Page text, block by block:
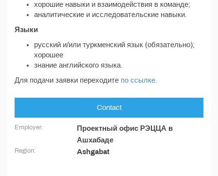
хорошие навыки и взаимодействия в команде;
аналитические и исследовательские навыки.
Языки
русский и/или туркменский язык (обязательно);
хорошее
знание английского языка.
Для подачи заявки переходите по ссылке.
Contact
Employer:
Проектный офис РЭЦЦА в
Ашхабаде
Region: Ashgabat